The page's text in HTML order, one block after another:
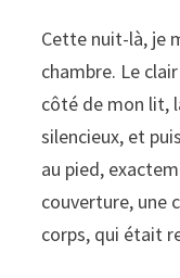
Cette nuit-là, je
chambre. Le
côté de mon lit,
silencieux, et
au pied,
couverture, une
corps, qui était